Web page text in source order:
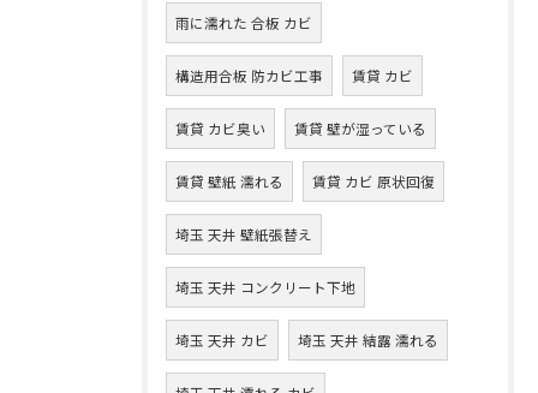
雨に濡れた 合板 カビ
構造用合板 防カビ工事 賃貸 カビ
賃貸 カビ臭い 賃貸 壁が湿っている
賃貸 壁紙 濡れる 賃貸 カビ 原状回復
埼玉 天井 壁紙張替え
埼玉 天井 コンクリート下地
埼玉 天井 カビ 埼玉 天井 結露 濡れる